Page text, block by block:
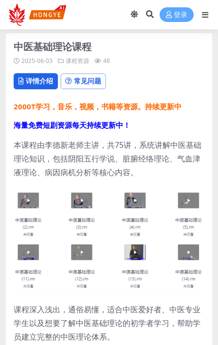
登录
中医基础理论课程
2025-06-03 课程资源 48
详情介绍 常见问题
2000T学习，音乐，视频，书籍等资源。持续更新中
海量免费短剧资源每天持续更新中！
本课程由李德新老师主讲，共75讲，系统讲解中医基础
理论知识，包括阴阳五行学说、脏腑经络理论、气血津
液理论、病因病机分析等核心内容。
课程深入浅出，通俗易懂，适合中医爱好者、中医专业
学生以及想要了解中医基础理论的初学者学习，帮助学
员建立完整的中医理论体系。